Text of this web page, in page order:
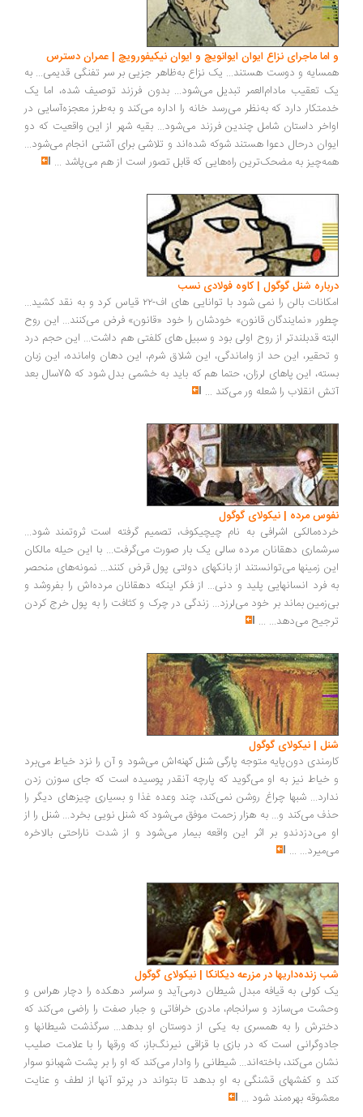
و اما ماجرای نزاع ایوان ایوانویچ و ایوان نیکیفورویچ | عمران دسترس
همسایه و دوست هستند... یک نزاع به‌ظاهر جزیی بر سر تفنگی قدیمی... به
یک تعقیب مادام‌العمر تبدیل می‌شود... بدون فرزند توصیف شده، اما یک
خدمتکار دارد که به‌نظر می‌رسد خانه را اداره می‌کند و به‌طرز معجزه‌آسایی در
اواخر داستان شامل چندین فرزند می‌شود... بقیه شهر از این واقعیت که دو
ایوان درحال دعوا هستند شوکه شده‌اند و تلاشی برای آشتی انجام می‌شود...
همه‌چیز به مضحک‌ترین راه‌هایی که قابل تصور است از هم می‌پاشد ...
درباره شنل گوگول | کاوه فولادی نسب
امکانات بالن را نمی شود با توانایی های اف-۲۲ قیاس کرد و به نقد کشید...
چطور «نمایندگان قانون» خودشان را خود «قانون» فرض می‌کنند... این روح
البته قدبلندتر از روح اولی بود و سبیل های کلفتی هم داشت... این حجم درد
و تحقیر، این حد از واماندگی، این شلاق شرم، این دهان وامانده، این زبان
بسته، این پاهای لرزان، حتما هم که باید به خشمی بدل شود که 75سال بعد
آتش انقلاب را شعله ور می‌کند ...
نفوس مرده | نیکولای گوگول
خرده‌مالکی اشرافی به نام چیچیکوف، تصمیم گرفته است ثروتمند شود...
سرشماری دهقانان مرده سالی یک بار صورت می‌گرفت... با این حیله مالکان
این زمینها می‌توانستند از بانکهای دولتی پول قرض کنند... نمونه‌های منحصر
به فرد انسانهایی پلید و دنی... از فکر اینکه دهقانان مرده‌اش را بفروشد و
بی‌زمین بماند بر خود می‌لرزد... زندگی در چرک و کثافت را به پول خرج کردن
ترجیح می‌دهد... ...
شنل | نیکولای گوگول
کارمندی دون‌پایه متوجه پارگی شنل کهنه‌اش می‌شود و آن را نزد خیاط می‌برد
و خیاط نیز به او می‌گوید که پارچه آنقدر پوسیده است که جای سوزن زدن
ندارد... شبها چراغ روشن نمی‌کند، چند وعده غذا و بسیاری چیزهای دیگر را
حذف می‌کند و... به هزار زحمت موفق می‌شود که شنل نویی بخرد... شنل را از
او می‌دزدندو بر اثر این واقعه بیمار می‌شود و از شدت ناراحتی بالاخره
می‌میرد... ...
شب زنده‌داریها در مزرعه دیکانکا | نیکولای گوگول
یک کولی به قیافه مبدل شیطان درمی‌آید و سراسر دهکده را دچار هراس و
وحشت می‌سازد و سرانجام، مادری خرافاتی و جبار صفت را راضی می‌کند که
دخترش را به همسری به یکی از دوستان او بدهد... سرگذشت شیطانها و
جادوگرانی است که در بازی با قزاقی نیرنگ‌باز، که ورقها را با علامت صلیب
نشان می‌کند، باخته‌اند... شیطانی را وادار می‌کند که او را بر پشت شهبانو سوار
کند و کفشهای قشنگی به او بدهد تا بتواند در پرتو آنها از لطف و عنایت
معشوقه بهره‌مند شود ...